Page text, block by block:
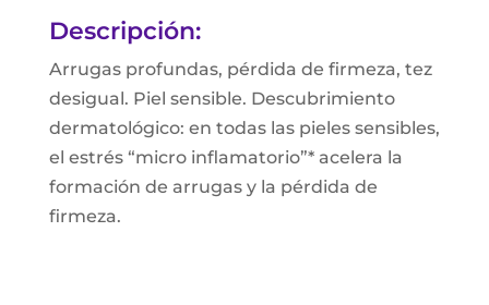
Descripción:
Arrugas profundas, pérdida de firmeza, tez
desigual. Piel sensible. Descubrimiento
dermatológico: en todas las pieles sensibles,
el estrés “micro inflamatorio”* acelera la
formación de arrugas y la pérdida de
firmeza.